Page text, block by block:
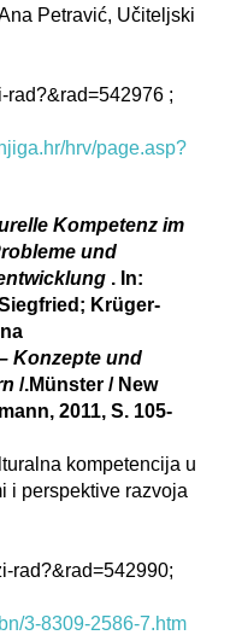
Petravić, Učiteljski
rad?&rad=542976 ;
hrv/page.asp?
Kompetenz im
und
. In:
Krüger-
Konzepte und
/.Münster / New
2011, S. 105-
kompetencija u
i perspektive razvoja
rad?&rad=542990;
3-8309-2586-7.htm